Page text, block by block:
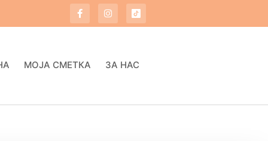
МОЈА СМЕТКА ЗА НАС